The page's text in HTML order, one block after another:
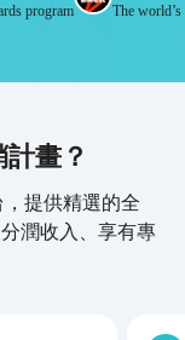
program
畫？
提供精選的全
潤收入、享有專